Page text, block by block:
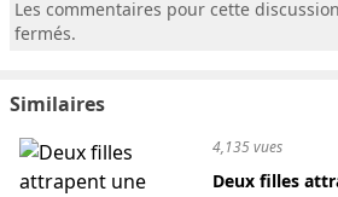
Les commentaires pour cette
fermés.
Similaires
4,135 vues
Deux filles